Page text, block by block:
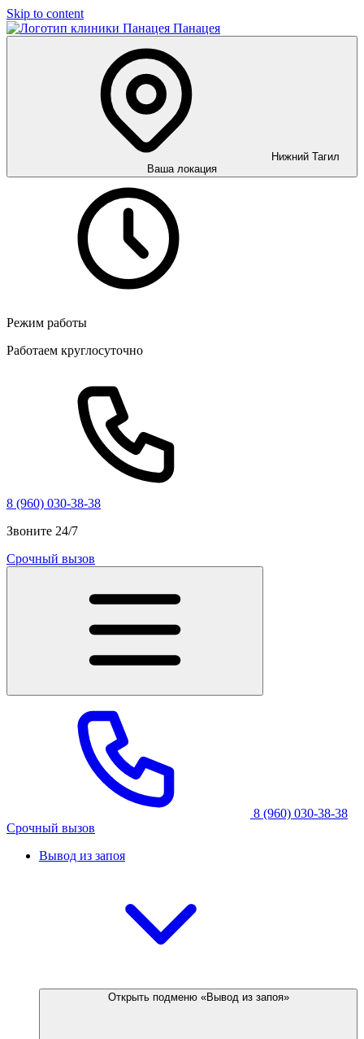
Skip to content
Панацея
Нижний Тагил
Ваша локация
Режим работы
Работаем круглосуточно
8 (960) 030-38-38
Звоните 24/7
Срочный вызов
8 (960) 030-38-38
Срочный вызов
Вывод из запоя
Открыть подменю «Вывод из запоя»